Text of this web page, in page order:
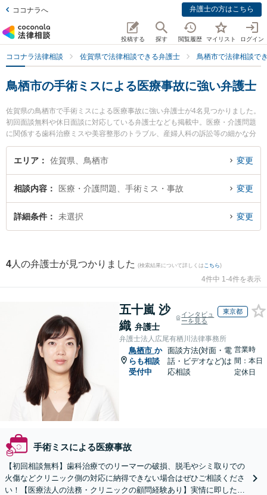
ココナラへ 弁護士の方はこちら
投稿する 探す 閲覧履歴 マイリスト ログイン
ココナラ法律相談 佐賀県で法律相談できる弁護士 鳥栖市で法律相談で
鳥栖市の手術ミスによる医療事故に強い弁護士
佐賀県の鳥栖市で手術ミスによる医療事故に強い弁護士が4名見つかりました。
初回面談無料や休日面談に対応している弁護士なども掲載中。医療・介護問題
に関係する歯科治療ミスや美容整形のトラブル、産婦人科の訴訟等の細かな分
野での絞り込み検索もでき便利です。特に弁護士法人ITS法律事務所 鳥栖事務
所の松田 直弁護士や九州鳥栖・芯鋭法律事務所の小山 一郎弁護士、九州鳥栖・
芯鋭法律事務所の竹下 正実弁護士のプロフィール情報や弁護士費用、強みなど
故のトラブルを今すぐに弁護士に相談したい』『手術ミスによる医療事故のト
ラブル解決の実績豊富な近くの弁護士を検索したい』『初回相談無料で手術ミ
スによる医療事故を法律相談できる鳥栖市内の弁護士に相談予約したい』など
エリア 佐賀県、鳥栖市 変更
相談内容 医療・介護問題、手術ミス・事故 変更
詳細条件 未選択 変更
4 人の弁護士が見つかりました (検索結果について詳しくは こちら)
4件中 1-4件を表示
五十嵐 沙
織 弁護士
インタビュ
ーを見る
東京都
弁護士法人広尾有栖川法律事務所
鳥栖市 か
らも相談
受付中
面談方法(対面・電
話・ビデオなど)は
応相談
営業時
間：本日
定休日
手術ミスによる医療事故
【初回相談無料】歯科治療でのリーマーの破損、脱毛やシミ取りでの
火傷などクリニック側の対応に納得できない場合はぜひご相談くださ
い！【医療法人の法務・クリニックの顧問経験あり】実情に即したア